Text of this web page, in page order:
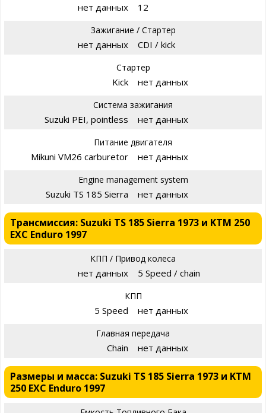
нет данных 12
Зажигание / Стартер
нет данных CDI / kick
Стартер
Kick нет данных
Система зажигания
Suzuki PEI, pointless нет данных
Питание двигателя
Mikuni VM26 carburetor нет данных
Engine management system
Suzuki TS 185 Sierra нет данных
Трансмиссия: Suzuki TS 185 Sierra 1973 и KTM 250
EXC Enduro 1997
КПП / Привод колеса
нет данных 5 Speed / chain
КПП
5 Speed нет данных
Главная передача
Chain нет данных
Размеры и масса: Suzuki TS 185 Sierra 1973 и KTM
250 EXC Enduro 1997